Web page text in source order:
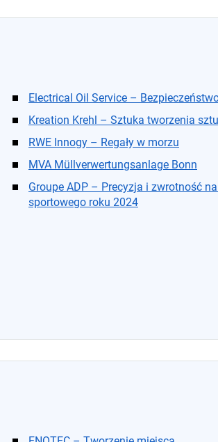
Electrical Oil Service –
Kreation Krehl – Sztuka tworzenia
RWE Innogy – Regały w morzu
MVA Müllverwertungsanlage Bonn
Groupe ADP – Precyzja i zwrotność
sportowego roku 2024